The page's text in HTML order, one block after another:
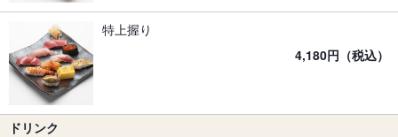
特上握り
4,180円（税込）
ドリンク